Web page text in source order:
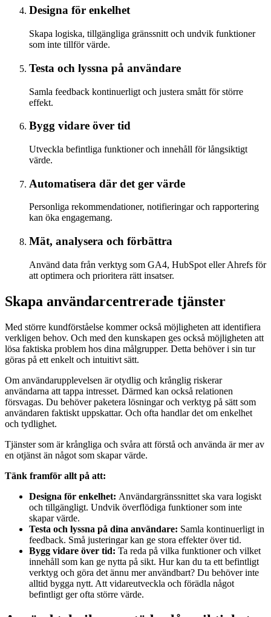
Designa för enkelhet
Skapa logiska, tillgängliga gränssnitt och undvik funktioner
som inte tillför värde.
Testa och lyssna på användare
Samla feedback kontinuerligt och justera smått för större
effekt.
Bygg vidare över tid
Utveckla befintliga funktioner och innehåll för långsiktigt
värde.
Automatisera där det ger värde
Personliga rekommendationer, notifieringar och rapportering
kan öka engagemang.
Mät, analysera och förbättra
Använd data från verktyg som GA4, HubSpot eller Ahrefs för
att optimera och prioritera rätt insatser.
Skapa användarcentrerade tjänster
Med större kundförståelse kommer också möjligheten att identifiera
verkligen behov. Och med den kunskapen ges också möjligheten att
lösa faktiska problem hos dina målgrupper. Detta behöver i sin tur
göras på ett enkelt och intuitivt sätt.
Om användarupplevelsen är otydlig och krånglig riskerar
användarna att tappa intresset. Därmed kan också relationen
försvagas. Du behöver paketera lösningar och verktyg på sätt som
användaren faktiskt uppskattar. Och ofta handlar det om enkelhet
och tydlighet.
Tjänster som är krångliga och svåra att förstå och använda är mer av
en otjänst än något som skapar värde.
Tänk framför allt på att:
Designa för enkelhet: Användargränssnittet ska vara logiskt
och tillgängligt. Undvik överflödiga funktioner som inte
skapar värde.
Testa och lyssna på dina användare: Samla kontinuerligt in
feedback. Små justeringar kan ge stora effekter över tid.
Bygg vidare över tid: Ta reda på vilka funktioner och vilket
innehåll som kan ge nytta på sikt. Hur kan du ta ett befintligt
verktyg och göra det ännu mer användbart? Du behöver inte
alltid bygga nytt. Att vidareutveckla och förädla något
befintligt ger ofta större värde.